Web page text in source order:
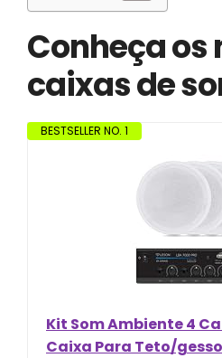
Conheça os
caixas de
BESTSELLER NO. 1
Kit Som Ambiente 4
Caixa Para Teto/gesso